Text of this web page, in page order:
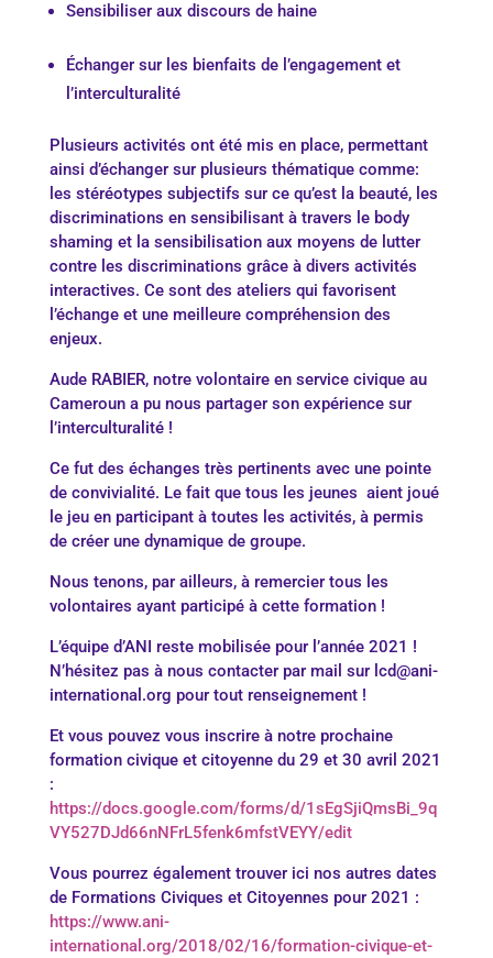
Sensibiliser aux discours de haine
Échanger sur les bienfaits de l’engagement et
l’interculturalité
Plusieurs activités ont été mis en place, permettant
ainsi d’échanger sur plusieurs thématique comme:
les stéréotypes subjectifs sur ce qu’est la beauté, les
discriminations en sensibilisant à travers le body
shaming et la sensibilisation aux moyens de lutter
contre les discriminations grâce à divers activités
interactives. Ce sont des ateliers qui favorisent
l’échange et une meilleure compréhension des
enjeux.
Aude RABIER, notre volontaire en service civique au
Cameroun a pu nous partager son expérience sur
l’interculturalité !
Ce fut des échanges très pertinents avec une pointe
de convivialité. Le fait que tous les jeunes aient joué
le jeu en participant à toutes les activités, à permis
de créer une dynamique de groupe.
Nous tenons, par ailleurs, à remercier tous les
volontaires ayant participé à cette formation !
L’équipe d’ANI reste mobilisée pour l’année 2021 !
N’hésitez pas à nous contacter par mail sur lcd@ani-
international.org pour tout renseignement !
Et vous pouvez vous inscrire à notre prochaine
formation civique et citoyenne du 29 et 30 avril 2021
:
https://docs.google.com/forms/d/1sEgSjiQmsBi_9q
VY527DJd66nNFrL5fenk6mfstVEYY/edit
Vous pourrez également trouver ici nos autres dates
de Formations Civiques et Citoyennes pour 2021 :
https://www.ani-
international.org/2018/02/16/formation-civique-et-